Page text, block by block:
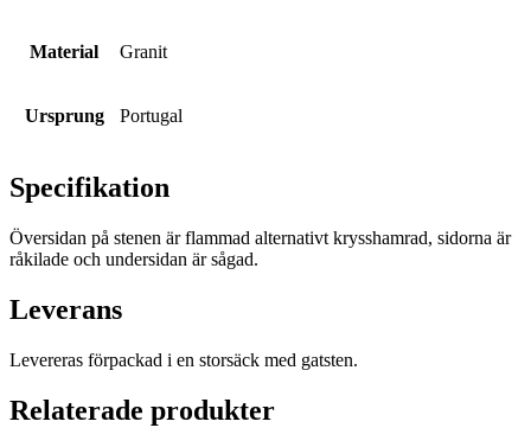
Material Granit
Ursprung Portugal
Specifikation
Översidan på stenen är flammad alternativt krysshamrad, sidorna är
råkilade och undersidan är sågad.
Leverans
Levereras förpackad i en storsäck med gatsten.
Relaterade produkter